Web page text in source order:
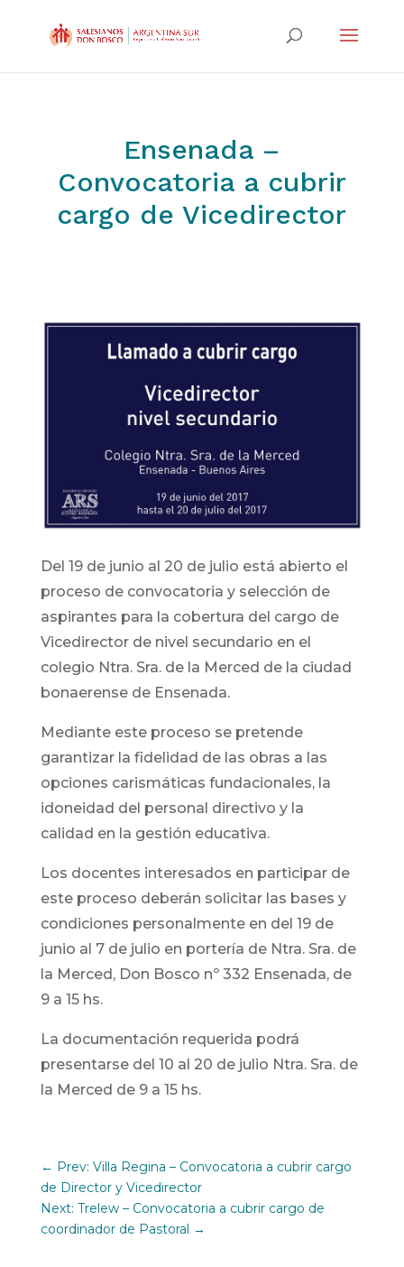
Ensenada –
Convocatoria a cubrir
cargo de Vicedirector
Del 19 de junio al 20 de julio está abierto el
proceso de convocatoria y selección de
aspirantes para la cobertura del cargo de
Vicedirector de nivel secundario en el
colegio Ntra. Sra. de la Merced de la ciudad
bonaerense de Ensenada.
Mediante este proceso se pretende
garantizar la fidelidad de las obras a las
opciones carismáticas fundacionales, la
idoneidad del personal directivo y la
calidad en la gestión educativa.
Los docentes interesados en participar de
este proceso deberán solicitar las bases y
condiciones personalmente en del 19 de
junio al 7 de julio en portería de Ntra. Sra. de
la Merced, Don Bosco nº 332 Ensenada, de
9 a 15 hs.
La documentación requerida podrá
presentarse del 10 al 20 de julio Ntra. Sra. de
la Merced de 9 a 15 hs.
← Prev: Villa Regina – Convocatoria a cubrir cargo
de Director y Vicedirector
Next: Trelew – Convocatoria a cubrir cargo de
coordinador de Pastoral →